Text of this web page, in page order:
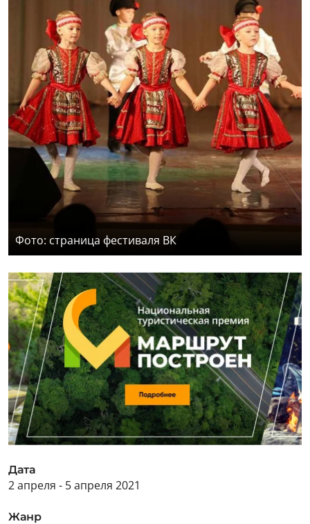
Фото: страница фестиваля ВК
Дата
2 апреля - 5 апреля 2021
Жанр